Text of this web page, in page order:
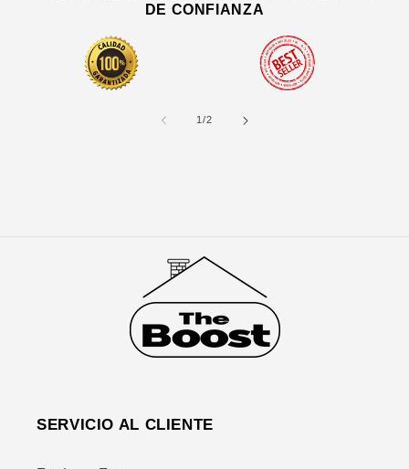
DE CONFIANZA
1/de
2
SERVICIO AL CLIENTE